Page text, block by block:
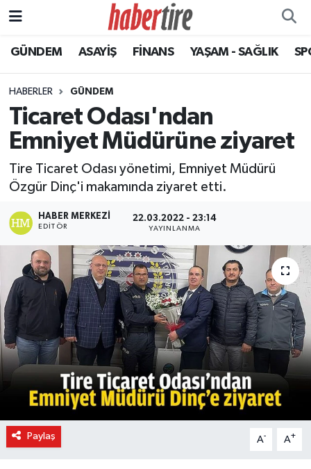
GÜNDEM ASAYİŞ FİNANS YAŞAM - SAĞLIK
HABERLER GÜNDEM
Ticaret Odası'ndan
Emniyet Müdürüne ziyaret
Tire Ticaret Odası yönetimi, Emniyet Müdürü
Özgür Dinç'i makamında ziyaret etti.
HABER MERKEZI
EDITÖR
22.03.2022 - 23:14
YAYINLANMA
Paylaş A- A+
Tire Nöbetçi Eczaneler
Tire Hava Durumu
Tire Trafik Yoğunluk Haritası
Tüm Manşetler
Son Dakika Haberleri
Haber Arşivi